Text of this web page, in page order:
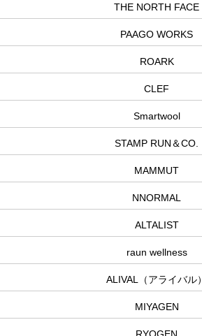
THE NORTH FACE
PAAGO WORKS
ROARK
CLEF
Smartwool
STAMP RUN＆CO.
MAMMUT
NNORMAL
ALTALIST
raun wellness
ALIVAL（アライバル）
MIYAGEN
RYOGEN